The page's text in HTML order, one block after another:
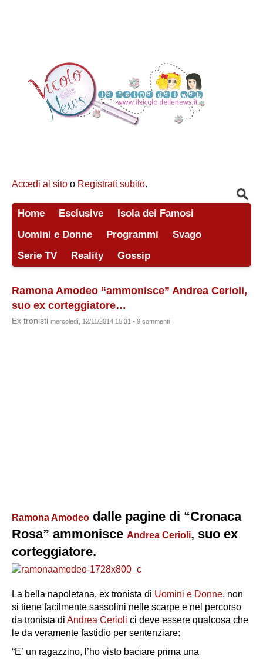
Accedi al sito o Registrati subito.
Home Esclusive
Isola dei Famosi
Uomini e Donne
Programmi
Svago
Serie TV
Reality Gossip
Ramona Amodeo “ammonisce” Andrea Cerioli,
suo ex corteggiatore…
Ex tronisti mercoledì, 12/11/2014 15:31 - 9 commenti
Ramona Amodeo dalle pagine di “Cronaca
Rosa” ammonisce Andrea Cerioli, suo ex
corteggiatore.
La bella napoletana, ex tronista di Uomini e Donne, non
si tiene facilmente sassolini nelle scarpe e nel percorso
da tronista di Andrea Cerioli ci deve essere qualcosa che
le da veramente fastidio per sentenziare:
“E’ un ragazzino, l ’ho visto baciare prima una